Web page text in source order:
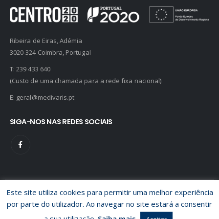
Ribeira de Eiras, Adémia
3020-324 Coimbra, Portugal
T:239 433 640
(Custo de uma chamada para a rede fixa nacional)
E: geral@medivaris.pt
SIGA-NOS NAS REDES SOCIAIS
© Medivaris 2020. Todos os direitos reservados. Política de
Designed by
Este site utiliza cookies para permitir uma melhor experiência
por parte do utilizador. Ao navegar no site estará a consentir